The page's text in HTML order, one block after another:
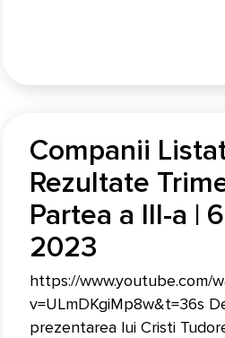
Companii
Rezultate
Partea a III-a |
2023
https://www.youtube.com/
v=ULmDKgiMp8w&t=36s
prezentarea lui Cristi